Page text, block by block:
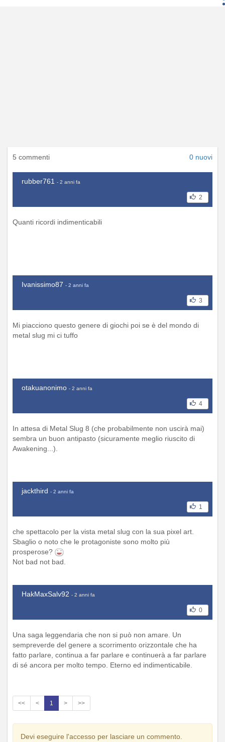
5 commenti 0 nuovi
rubber761 - 2 anni fa
2
Quanti ricordi indimenticabili
Ivanissimo87 - 2 anni fa
3
Mi piacciono questo genere di giochi poi se è del mondo di
metal slug mi ci tuffo
otakuanonimo - 2 anni fa
4
In attesa di Metal Slug 8 (che probabilmente non uscirà mai)
sembra un buon antipasto (sicuramente meglio riuscito di
Awakening...).
jackthird - 2 anni fa
1
che spettacolo per la vista metal slug con la sua pixel art.
Sbaglio o noto che le protagoniste sono molto più
prosperose?
Not bad not bad.
HakMaxSalv92 - 2 anni fa
0
Una saga leggendaria che non si può non amare. Un
sempreverde del genere a scorrimento orizzontale che ha
fatto parlare, continua a far parlare e continuerà a far parlare
di sé ancora per molto tempo. Eterno ed indimenticabile.
<< < 1 > >>
Devi eseguire l'accesso per lasciare un commento.